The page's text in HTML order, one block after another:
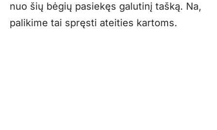
nuo šių bėgių pasiekęs galutinį tašką. Na,
palikime tai spręsti ateities kartoms.